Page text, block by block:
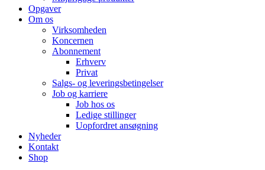
Opgaver
Om os
Virksomheden
Koncernen
Abonnement
Erhverv
Privat
Salgs- og leveringsbetingelser
Job og karriere
Job hos os
Ledige stillinger
Uopfordret ansøgning
Nyheder
Kontakt
Shop